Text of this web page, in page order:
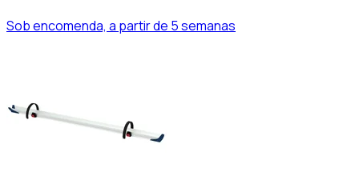
Sob encomenda, a partir de 5 semanas